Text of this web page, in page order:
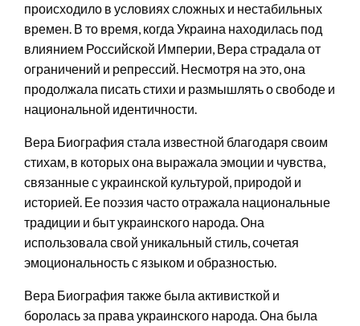
происходило в условиях сложных и нестабильных
времен. В то время, когда Украина находилась под
влиянием Российской Империи, Вера страдала от
ограничений и репрессий. Несмотря на это, она
продолжала писать стихи и размышлять о свободе и
национальной идентичности.
Вера Биография стала известной благодаря своим
стихам, в которых она выражала эмоции и чувства,
связанные с украинской культурой, природой и
историей. Ее поэзия часто отражала национальные
традиции и быт украинского народа. Она
использовала свой уникальный стиль, сочетая
эмоциональность с языком и образностью.
Вера Биография также была активисткой и
боролась за права украинского народа. Она была